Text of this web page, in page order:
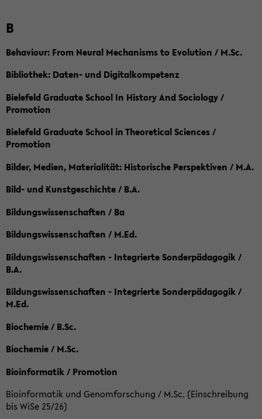
B
Behaviour: From Neural Mechanisms to Evolution / M.Sc.
Bibliothek: Daten- und Digitalkompetenz
Bielefeld Graduate School In History And Sociology /
Promotion
Bielefeld Graduate School in Theoretical Sciences /
Promotion
Bilder, Medien, Materialität: Historische Perspektiven / M.A.
Bild- und Kunstgeschichte / B.A.
Bildungswissenschaften / Ba
Bildungswissenschaften / M.Ed.
Bildungswissenschaften - Integrierte Sonderpädagogik /
B.A.
Bildungswissenschaften - Integrierte Sonderpädagogik /
M.Ed.
Biochemie / B.Sc.
Biochemie / M.Sc.
Bioinformatik / Promotion
Bioinformatik und Genomforschung / M.Sc. (Einschreibung
bis WiSe 25/26)